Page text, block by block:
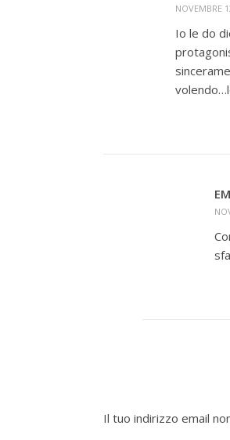
NOVEMBRE
Io le do
Il tuo indirizzo email